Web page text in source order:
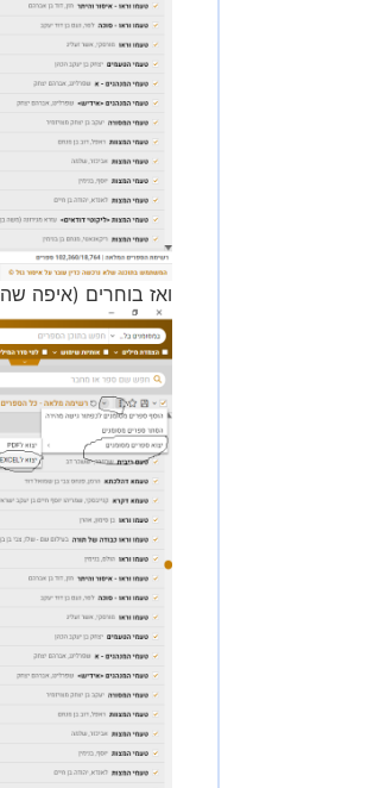
ואז בוחרים (איפה שה3 נקודות)יצוא ספרים מסומנים, ייצוא לאקסל (כמו בתמונה 2)